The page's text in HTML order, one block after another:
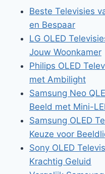
Beste Televisies
en Bespaar
LG OLED
Jouw Woonkamer
Philips OLED
met Ambilight
Samsung Neo
Beeld met Mini-
Samsung OLED
Keuze voor
Sony OLED
Krachtig Geluid